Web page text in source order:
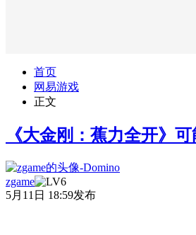
首页
网易游戏
正文
《大金刚：蕉力全开》
zgame
5月11日 18:59发布